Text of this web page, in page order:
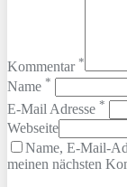
Kommentar *
Name *
E-Mail Adresse *
Webseite
Name, E-Mail-
meinen nächsten